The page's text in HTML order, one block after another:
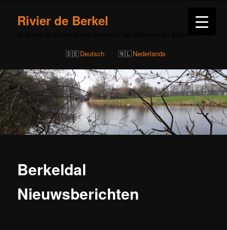
Rivier de Berkel
Deutsch Nederlands
Berkeldal
Nieuwsberichten